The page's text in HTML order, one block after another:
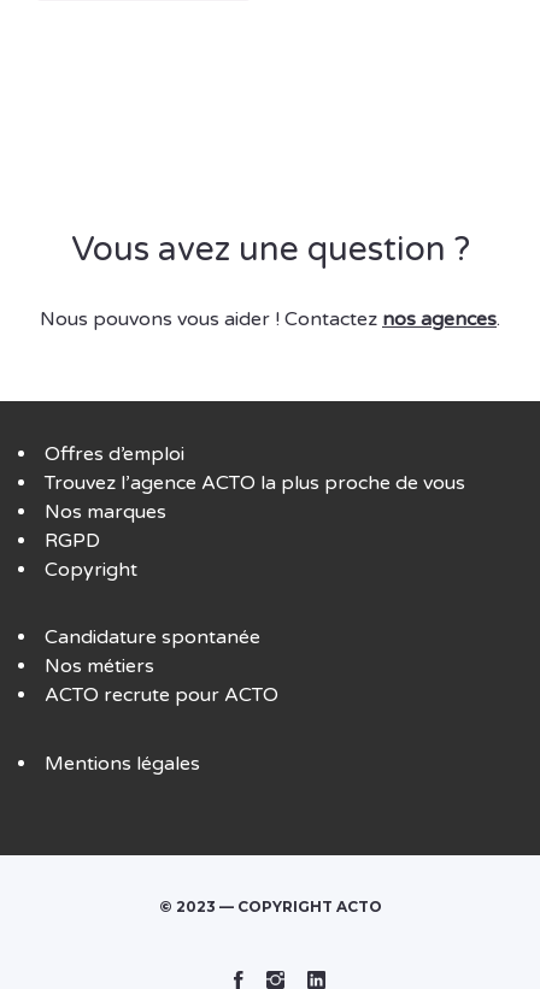
Vous avez une question ?
Nous pouvons vous aider ! Contactez nos agences.
Offres d’emploi
Trouvez l’agence ACTO la plus proche de vous
Nos marques
RGPD
Copyright
Candidature spontanée
Nos métiers
ACTO recrute pour ACTO
Mentions légales
© 2023 — COPYRIGHT ACTO
Facebook
Instagram
Linked